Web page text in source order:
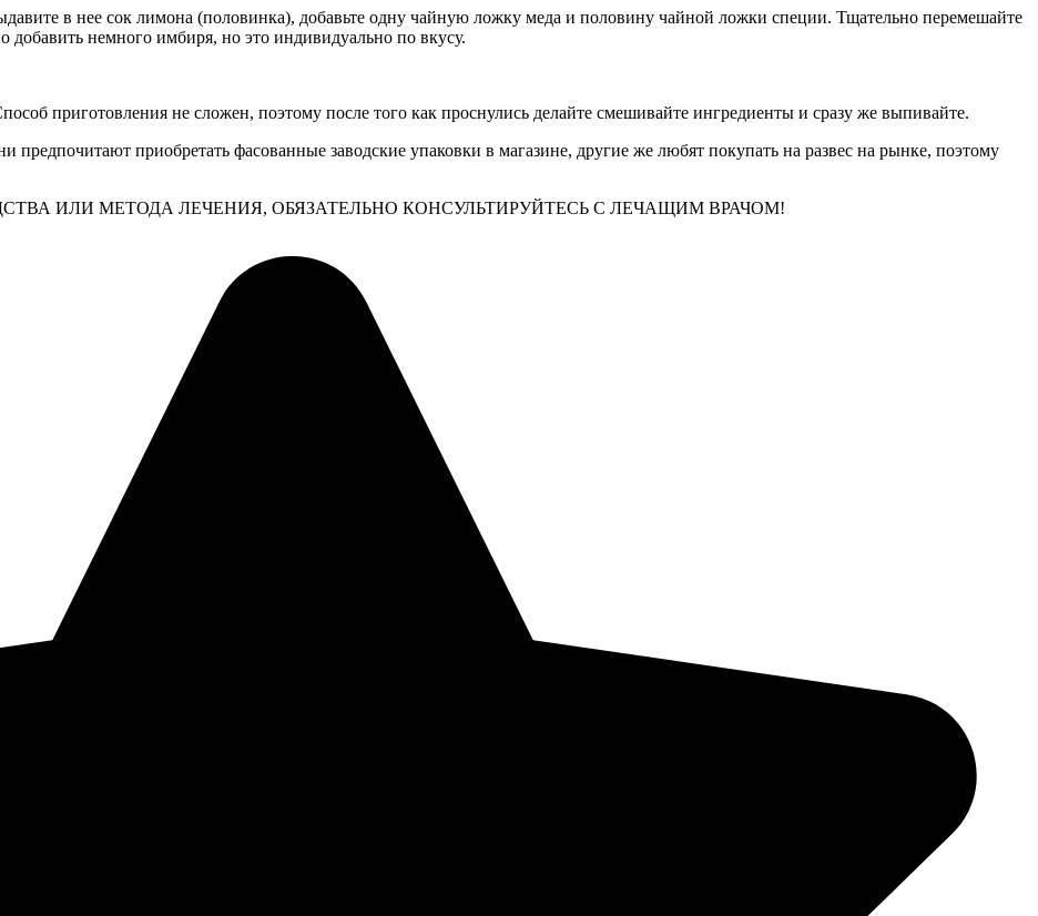
в нее сок лимона (половинка), добавьте одну чайную ложку меда и половину чайной ложки специи. Тщательно перемешайте
добавить немного имбиря, но это индивидуально по вкусу.
приготовления не сложен, поэтому после того как проснулись делайте смешивайте ингредиенты и сразу же выпивайте.
предпочитают приобретать фасованные заводские упаковки в магазине, другие же любят покупать на развес на рынке, поэтому
ИЛИ МЕТОДА ЛЕЧЕНИЯ, ОБЯЗАТЕЛЬНО КОНСУЛЬТИРУЙТЕСЬ С ЛЕЧАЩИМ ВРАЧОМ!